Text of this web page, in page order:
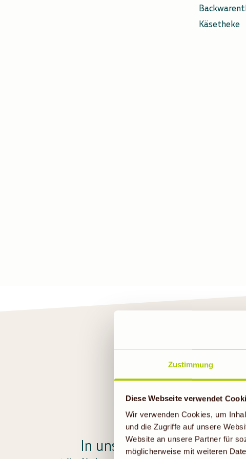
Zustimmung
Diese Webseite verwendet
Wir verwenden Cookies, um
und die Zugriffe auf unsere
Website an unsere Partner für
möglicherweise mit weiteren
Käsetheke
In unserem Denns